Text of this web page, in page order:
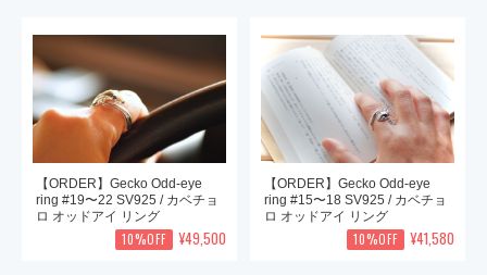
【ORDER】Gecko Odd-eye
ring #19〜22 SV925 / カベチョ
ロ オッドアイ リング
10%OFF ¥49,500
【ORDER】Gecko Odd-eye
ring #15〜18 SV925 / カベチョ
ロ オッドアイ リング
10%OFF ¥41,580